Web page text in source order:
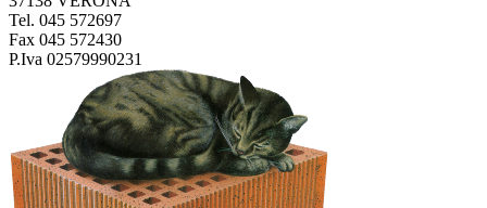
Tel. 045 572697
Fax 045 572430
P.Iva 02579990231